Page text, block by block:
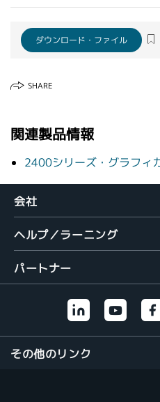
日本語
ダウンロード・ファイル
SHARE
関連製品情報
2400シリーズ・グラフィ
会社
ヘルプ／ラーニング
パートナー
その他のリンク